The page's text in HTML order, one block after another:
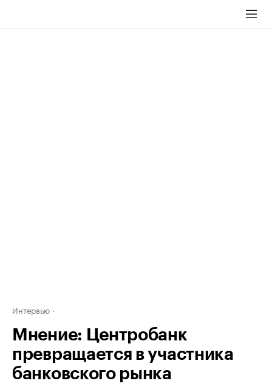
Интервью
Мнение: Центробанк
превращается в участника
банковского рынка